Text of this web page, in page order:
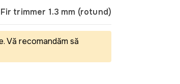
Fir trimmer 1.3 mm (rotund)
Vă recomandăm să